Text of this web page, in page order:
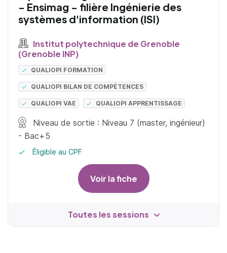
- Ensimag - filière Ingénierie des
systèmes d'information (ISI)
Institut polytechnique de Grenoble
(Grenoble INP)
QUALIOPI FORMATION
QUALIOPI BILAN DE COMPÉTENCES
QUALIOPI VAE QUALIOPI APPRENTISSAGE
Niveau de sortie : Niveau 7 (master, ingénieur)
- Bac+5
Éligible au CPF
Voir la fiche
Toutes les sessions